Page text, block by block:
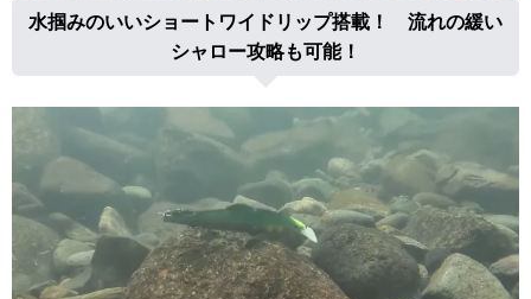
水掴みのいいショートワイドリップ搭載！ 流れの緩い
シャロー攻略も可能！